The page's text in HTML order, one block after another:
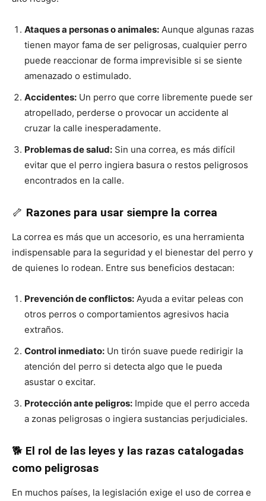
Ataques a personas o animales: Aunque algunas razas
tienen mayor fama de ser peligrosas, cualquier perro
puede reaccionar de forma imprevisible si se siente
amenazado o estimulado.
Accidentes: Un perro que corre libremente puede ser
atropellado, perderse o provocar un accidente al
cruzar la calle inesperadamente.
Problemas de salud: Sin una correa, es más difícil
evitar que el perro ingiera basura o restos peligrosos
encontrados en la calle.
🦴 Razones para usar siempre la correa
La correa es más que un accesorio, es una herramienta
indispensable para la seguridad y el bienestar del perro y
de quienes lo rodean. Entre sus beneficios destacan:
Prevención de conflictos: Ayuda a evitar peleas con
otros perros o comportamientos agresivos hacia
extraños.
Control inmediato: Un tirón suave puede redirigir la
atención del perro si detecta algo que le pueda
asustar o excitar.
Protección ante peligros: Impide que el perro acceda
a zonas peligrosas o ingiera sustancias perjudiciales.
🐕 El rol de las leyes y las razas catalogadas
como peligrosas
En muchos países, la legislación exige el uso de correa e